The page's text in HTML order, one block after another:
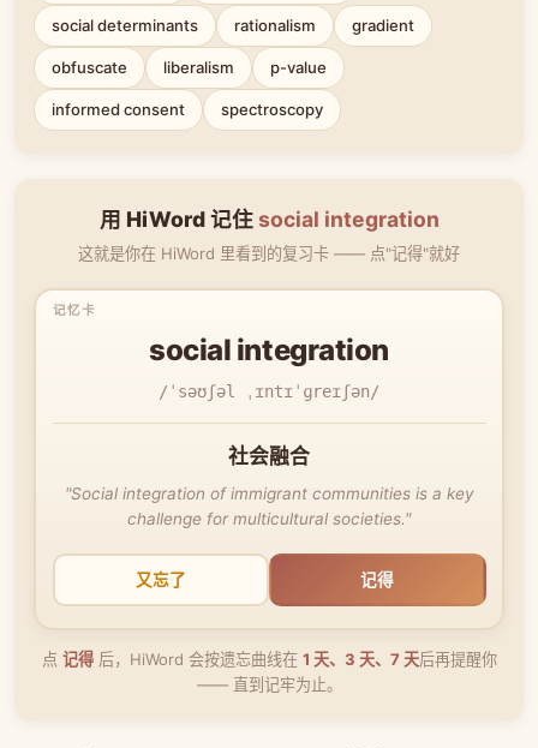
social determinants rationalism gradient
obfuscate liberalism p-value
informed consent spectroscopy
用 HiWord 记住social integration
这就是你在 HiWord 里看到的复习卡 —— 点"记得"就好
social integration
/ˈsəʊʃəl ˌɪntɪˈɡreɪʃən/
社会融合
"Social integration of immigrant communities is a key
challenge for multicultural societies."
又忘了 记得
点 记得后，HiWord 会按遗忘曲线在 1 天、3 天、7 天后再提醒你
—— 直到记牢为止。